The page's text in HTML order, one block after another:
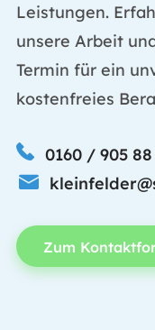
Leistungen.
unsere Arbeit
Termin für ein
kostenfreies
0160 / 905 88
Zum